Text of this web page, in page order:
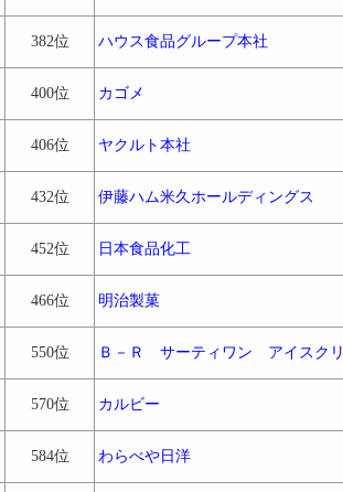
382位 ハウス食品グループ本社
400位 カゴメ
406位 ヤクルト本社
432位 伊藤ハム米久ホールディングス
452位 日本食品化工
466位 明治製菓
550位 Ｂ－Ｒ サーティワン アイスク
570位 カルビー
584位 わらべや日洋